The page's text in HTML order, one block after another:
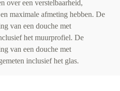
over een verstelbaarheid,
maximale afmeting hebben. De
van een douche met
het muurprofiel. De
van een douche met
inclusief het glas.